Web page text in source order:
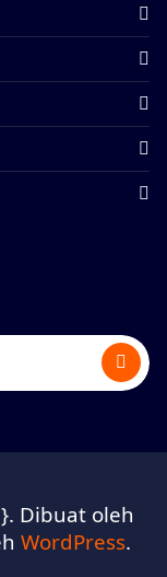
Dibuat oleh
WordPress.